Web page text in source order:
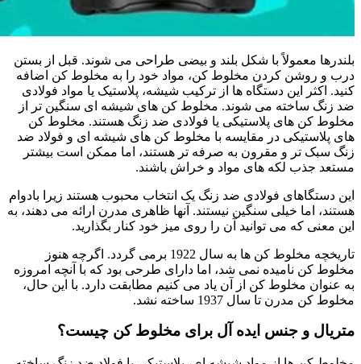
بلندرها معمولاً با شکل بلند و بیضی طراحی می شوند. قبل از بستن
درب و روشن کردن مخلوط کن، مواد خود را به مخلوط کن اضافه
کنید. اکثر این دستگاه ها از ترکیب شیشه، پلاستیک یا مواد فولادی
ضد زنگ ساخته می شوند. مخلوط کن های شیشه ای سنگین تر از
مخلوط کن های پلاستیکی یا فولادی ضد زنگ هستند. مخلوط کن
های پلاستیکی در مقایسه با مخلوط کن های شیشه ای و فولاد ضد
زنگ سبک تر و مقرون به صرفه تر هستند، اما ممکن است بیشتر
مستعد جذب لکه های مواد و خراش باشند.
این دستگاهای فولادی ضد زنگ یک انتخاب محبوب هستند زیرا بادوام
هستند، اما خیلی سنگین نیستند. آنها ظاهری مدرن ارائه می دهند، به
این معنی که می توانید آن را روی میز خود کنار بگذارید.
تاریخچه مخلوط کن ها به سال 1922 برمی گردد. اگرچه هنوز
مخلوط کن نامیده نمی شد، اما دارای طرحی بود که با آنچه امروزه
به عنوان مخلوط کن از آن یاد می کنیم مطابقت دارد. با این حال،
مخلوط کن مدرن تا سال 1937 ساخته نشد.
متریال و جنس ایده آل برای مخلوط کن چیست؟